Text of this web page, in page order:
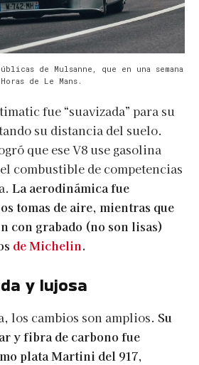
de Mulsanne, que en una semana
de Le Mans.
fue “suavizada” para su
su distancia del suelo.
que ese V8 use gasolina
combustible de competencias
La aerodinámica fue
tomas de aire, mientras que
con grabado (no son lisas)
de Michelin.
y lujosa
los cambios son amplios. Su
y fibra de carbono fue
plata Martini del 917,